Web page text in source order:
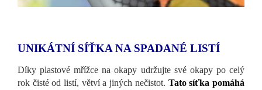
UNIKÁTNÍ SÍŤKA NA SPADANÉ LISTÍ
Díky plastové mřížce na okapy udržujte své okapy po celý
rok čisté od listí, větví a jiných nečistot. Tato síťka pomáhá